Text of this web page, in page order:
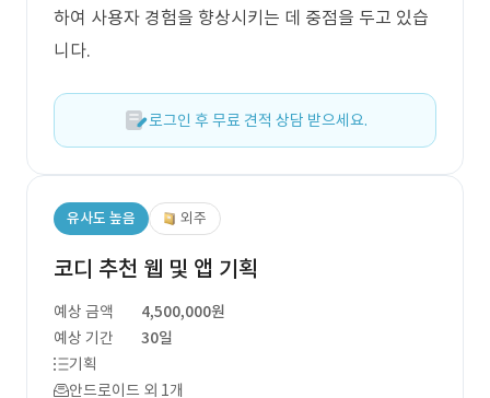
하여 사용자 경험을 향상시키는 데 중점을 두고 있습
니다.
로그인 후 무료 견적 상담 받으세요.
유사도 높음 외주
코디 추천 웹 및 앱 기획
예상 금액
4,500,000원
예상 기간
30일
기획
안드로이드 외 1개